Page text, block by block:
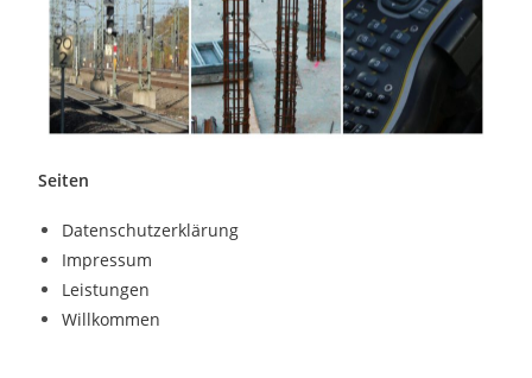
Seiten
Datenschutzerklärung
Impressum
Leistungen
Willkommen